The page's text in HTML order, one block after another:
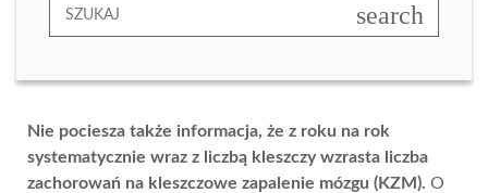
Nie pociesza także informacja, że z roku na rok
systematycznie wraz z liczbą kleszczy wzrasta liczba
zachorowań na kleszczowe zapalenie mózgu (KZM). O
search